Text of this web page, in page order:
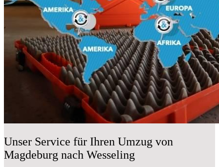
Unser Service für Ihren Umzug von
Magdeburg nach Wesseling